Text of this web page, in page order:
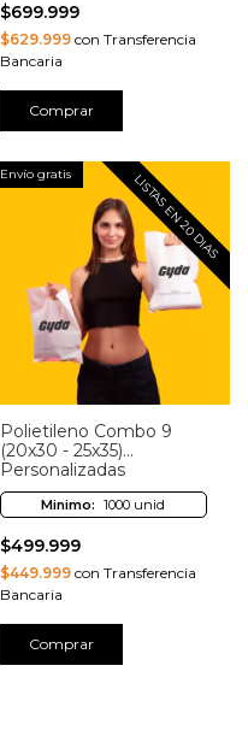
$699.999
$629.999con Transferencia
Bancaria
Comprar
Envío gratis LISTAS EN 20 DIAS
Polietileno Combo 9
(20x30 - 25x35)
Personalizadas
Minimo: 1000 unid
$499.999
$449.999con Transferencia
Bancaria
Comprar